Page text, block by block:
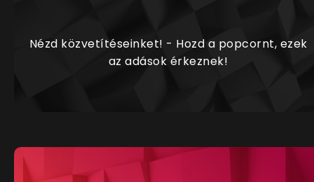
Nézd közvetítéseinket! - Hozd a popcornt, ezek
az adások érkeznek!